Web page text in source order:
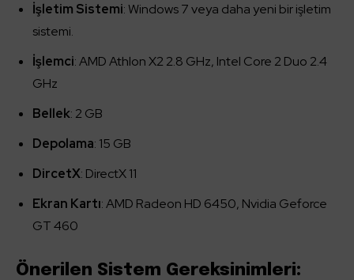
İşletim Sistemi: Windows 7 veya daha yeni bir işletim
sistemi.
İşlemci: AMD Athlon X2 2.8 GHz, Intel Core 2 Duo 2.4
GHz
Bellek: 2 GB
Depolama: 15 GB
DircetX: DirectX 11
Ekran Kartı: AMD Radeon HD 6450, Nvidia Geforce
GT 460
Önerilen Sistem Gereksinimleri: